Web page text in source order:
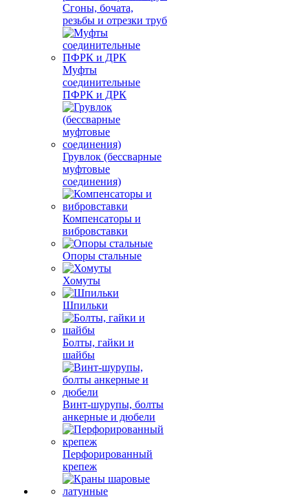
Сгоны, бочата,
резьбы и отрезки труб
Муфты
соединительные
ПФРК и ДРК
Грувлок (бессварные
муфтовые
соединения)
Компенсаторы и
вибровставки
Опоры стальные
Хомуты
Шпильки
Болты, гайки и
шайбы
Винт-шурупы, болты
анкерные и дюбели
Перфорированный
крепеж